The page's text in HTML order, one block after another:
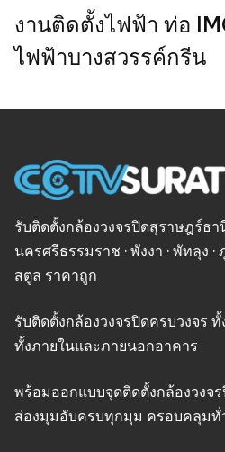
งานติดตั้งไฟฟ้า ท่อ
ไฟฟ้าบางสวรรค์กรีน
รับติดตั้งกล้องวงจรปิดสุราษฎร์ธานี
นครศรีธรรมราช · พังงา · พัทลุง ·
สตูล ราคาถูก
รับติดตั้งกล้องวงจรปิดครบวงจร
ทั้งภายในและภายนอกอาคาร
พร้อมออกแบบจุดติดตั้งกล้องวงจ
ส่องมุมอับครบทุกมุม ครอบคลุมทั่